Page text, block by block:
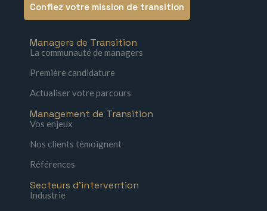
Confiez votre mission de transition
Managers de Transition
La communauté de managers
Première candidature
Actualiser votre parcours
Management de Transition
Vos enjeux
Nos clients témoignent
Références
Secteurs d'intervention
Industrie